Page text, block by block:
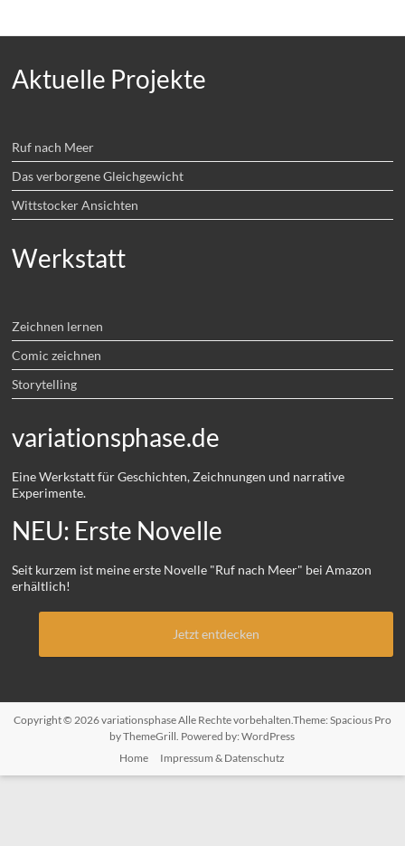
Aktuelle Projekte
Ruf nach Meer
Das verborgene Gleichgewicht
Wittstocker Ansichten
Werkstatt
Zeichnen lernen
Comic zeichnen
Storytelling
variationsphase.de
Eine Werkstatt für Geschichten, Zeichnungen und narrative
Experimente.
NEU: Erste Novelle
Seit kurzem ist meine erste Novelle "Ruf nach Meer" bei Amazon
erhältlich!
Jetzt entdecken
Copyright © 2026variationsphaseAlle Rechte vorbehalten.Theme: Spacious Pro
by ThemeGrill. Powered by:WordPress
Home
Impressum & Datenschutz